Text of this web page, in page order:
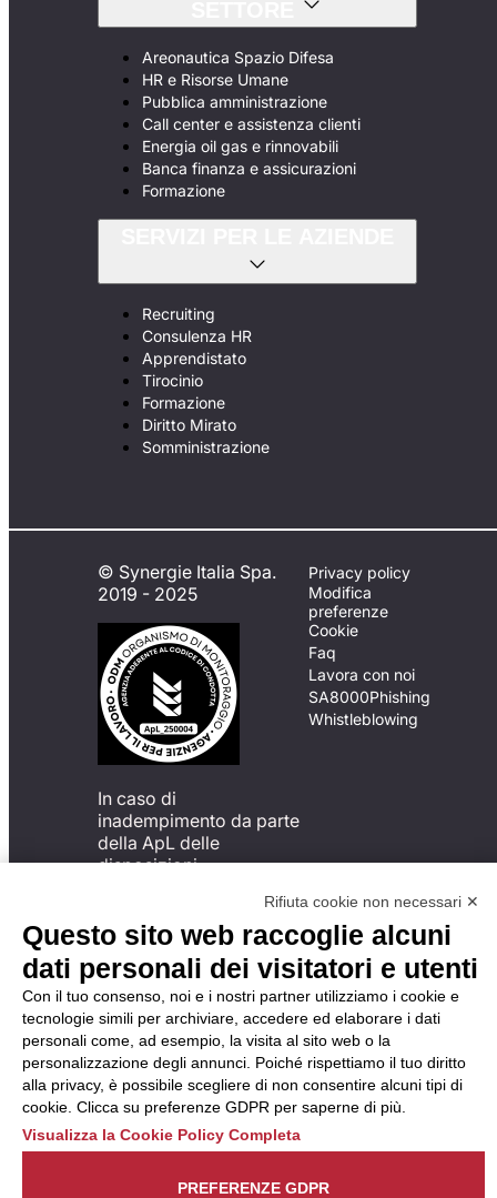
Areonautica Spazio Difesa
HR e Risorse Umane
Pubblica amministrazione
Call center e assistenza clienti
Energia oil gas e rinnovabili
Banca finanza e assicurazioni
Formazione
Recruiting
Consulenza HR
Apprendistato
Tirocinio
Formazione
Diritto Mirato
Somministrazione
© Synergie Italia Spa.
2019 - 2025
In caso di
inadempimento da parte
della ApL delle
disposizioni
possibile presentare un
reclamo
all’Organismo di
Monitoraggio utilizzando
una delle modalità
descritte al seguente
indirizzo web
https://odm-
agenzielavoro.it/reclami/.
Privacy policy
Modifica
preferenze
Cookie
Faq
Lavora con noi
SA8000Phishing
Whistleblowing
Rifiuta cookie non necessari ✕
Questo sito web raccoglie alcuni
dati personali dei visitatori e utenti
Con il tuo consenso, noi e i nostri partner utilizziamo i cookie e
tecnologie simili per archiviare, accedere ed elaborare i dati
personali come, ad esempio, la visita al sito web o la
personalizzazione degli annunci. Poiché rispettiamo il tuo diritto
alla privacy, è possibile scegliere di non consentire alcuni tipi di
cookie. Clicca su preferenze GDPR per saperne di più.
Visualizza la Cookie Policy Completa
PREFERENZE GDPR